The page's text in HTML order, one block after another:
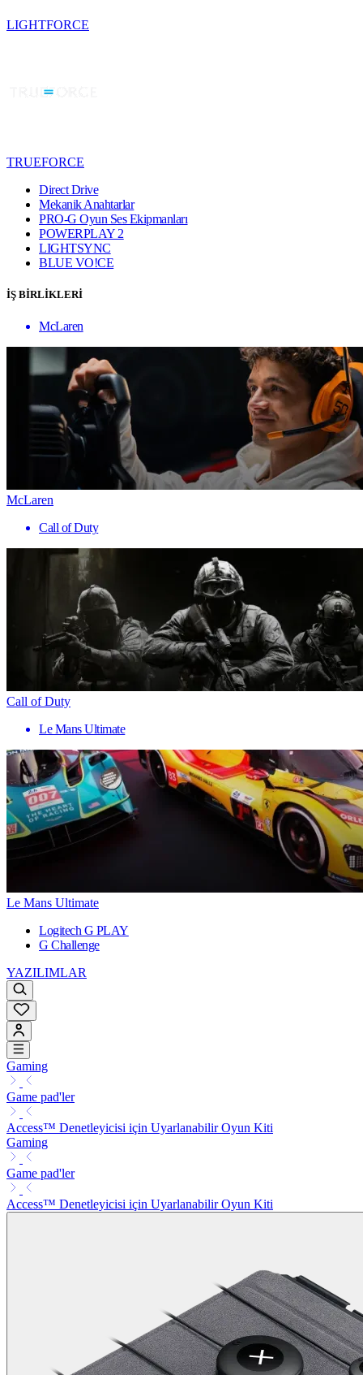
LIGHTFORCE
TRUEFORCE
Direct Drive
Mekanik Anahtarlar
PRO-G Oyun Ses Ekipmanları
POWERPLAY 2
LIGHTSYNC
BLUE VO!CE
İŞ BİRLİKLERİ
McLaren
McLaren
Call of Duty
Call of Duty
Le Mans Ultimate
Le Mans Ultimate
Logitech G PLAY
G Challenge
YAZILIMLAR
Gaming
Game pad'ler
Access™ Denetleyicisi için Uyarlanabilir Oyun Kiti
Gaming
Game pad'ler
Access™ Denetleyicisi için Uyarlanabilir Oyun Kiti